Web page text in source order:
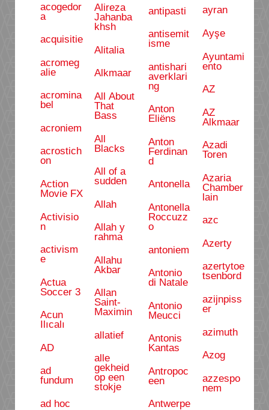
acogedor
a
acquisitie
acromeg
alie
acromina
bel
acroniem
acrostich
on
Action
Movie FX
Activisio
n
activism
e
Actua
Soccer 3
Acun
Ilıcalı
AD
ad
fundum
ad hoc
Alireza
Jahanba
khsh
Alitalia
Alkmaar
All About
That
Bass
All
Blacks
All of a
sudden
Allah
Allah y
rahma
Allahu
Akbar
Allan
Saint-
Maximin
allatief
alle
gekheid
op een
stokje
antipasti
antisemit
isme
antishari
averklari
ng
Anton
Eliëns
Anton
Ferdinan
d
Antonella
Antonella
Roccuzz
o
antoniem
Antonio
di Natale
Antonio
Meucci
Antonis
Kantas
Antropoc
een
Antwerpe
ayran
Ayşe
Ayuntami
ento
AZ
AZ
Alkmaar
Azadi
Toren
Azaria
Chamber
lain
azc
Azerty
azertytoe
tsenbord
azijnpiss
er
azimuth
Azog
azzespo
nem